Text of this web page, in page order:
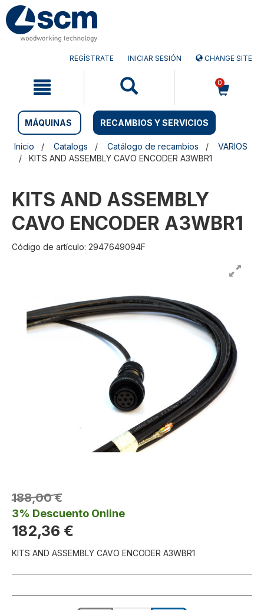
Saltar
contenido
Saltar
menú
REGÍSTRATE INICIAR SESIÓN CHANGE SITE
0
MÁQUINAS RECAMBIOS Y SERVICIOS
Inicio Catalogs Catálogo de recambios
VARIOS
KITS AND ASSEMBLY CAVO ENCODER A3WBR1
KITS AND ASSEMBLY
CAVO ENCODER A3WBR1
Código de artículo: 2947649094F
188,00 €
3% Descuento Online
182,36 €
KITS AND ASSEMBLY CAVO ENCODER A3WBR1